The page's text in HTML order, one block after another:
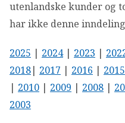
utenlandske kunder og
har ikke denne
2025 | 2024| 2023 |
2018| 2017 | 2016 | 2015
| 2010 | 2009 | 2008 |
2003